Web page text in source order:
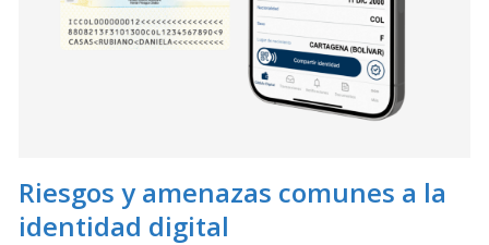
Riesgos y amenazas comunes a la
identidad digital